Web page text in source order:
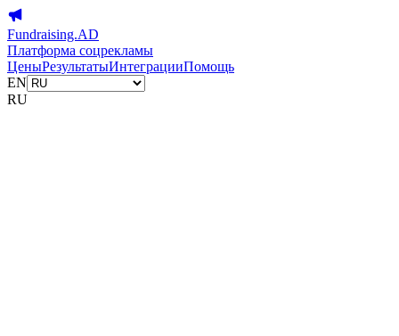
Fundraising.AD
Платформа соцрекламы
ЦеныРезультатыИнтеграцииПомощь
EN
RU